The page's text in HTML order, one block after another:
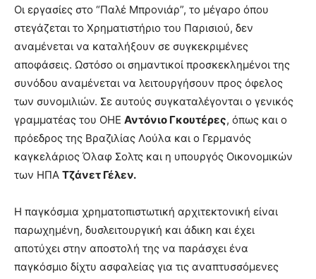
Οι εργασίες στο “Παλέ Μπρονιάρ”, το μέγαρο όπου
στεγάζεται το Χρηματιστήριο του Παρισιού, δεν
αναμένεται να καταλήξουν σε συγκεκριμένες
αποφάσεις. Ωστόσο οι σημαντικοί προσκεκλημένοι της
συνόδου αναμένεται να λειτουργήσουν προς όφελος
των συνομιλιών. Σε αυτούς συγκαταλέγονται ο γενικός
γραμματέας του ΟΗΕ Αντόνιο Γκουτέρες, όπως και ο
πρόεδρος της Βραζιλίας Λούλα και ο Γερμανός
καγκελάριος Όλαφ Σολτς και η υπουργός Οικονομικών
των ΗΠΑ Τζάνετ Γέλεν.
Η παγκόσμια χρηματοπιστωτική αρχιτεκτονική είναι
παρωχημένη, δυσλειτουργική και άδικη και έχει
αποτύχει στην αποστολή της να παράσχει ένα
παγκόσμιο δίχτυ ασφαλείας για τις αναπτυσσόμενες